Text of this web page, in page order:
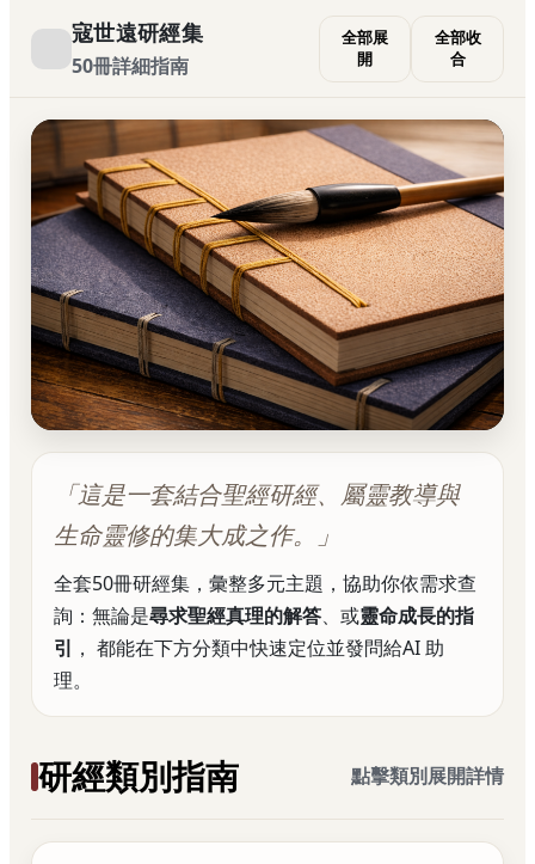
寇世遠研經集
50冊詳細指南
全部展
開
全部收
合
寇世遠研經集
集。
「這是一套結合聖經研經、屬靈教導與
生命靈修的集大成之作。」
全套50冊研經集，彙整多元主題，協助你依需求查
詢：無論是尋求聖經真理的解答、或靈命成長的指
引 ， 都能在下方分類中快速定位並發問給AI 助
理。
研經類別指南 點擊類別展開詳情